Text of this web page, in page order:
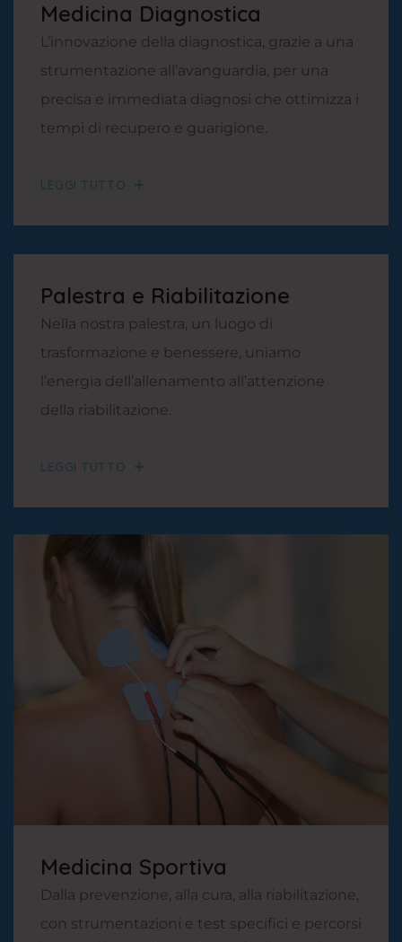
Medicina Diagnostica
L’innovazione della diagnostica, grazie a una
strumentazione all’avanguardia, per una
precisa e immediata diagnosi che ottimizza i
tempi di recupero e guarigione.
LEGGI TUTTO
Palestra e Riabilitazione
Nella nostra palestra, un luogo di
trasformazione e benessere, uniamo
l’energia dell’allenamento all’attenzione
della riabilitazione.
LEGGI TUTTO
Medicina Sportiva
Dalla prevenzione, alla cura, alla riabilitazione,
con strumentazioni e test specifici e percorsi